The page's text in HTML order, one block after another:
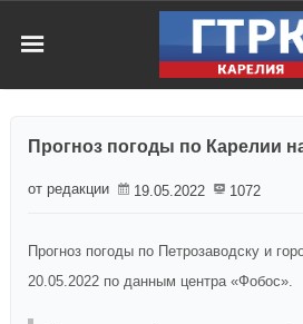
Прогноз погоды по Карелии
от редакции 19.05.2022 1072
Прогноз погоды по Петрозаводску и
20.05.2022 по данным центра «Фобос».